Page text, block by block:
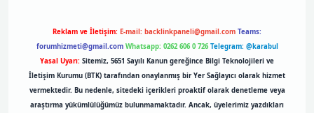
Reklam ve İletişim: E-mail: backlinkpaneli@gmail.com Teams:
forumhizmeti@gmail.com Whatsapp: 0262 606 0 726 Telegram: @karabul
Yasal Uyarı: Sitemiz, 5651 Sayılı Kanun gereğince Bilgi Teknolojileri ve
İletişim Kurumu (BTK) tarafından onaylanmış bir Yer Sağlayıcı olarak hizmet
vermektedir. Bu nedenle, sitedeki içerikleri proaktif olarak denetleme veya
araştırma yükümlülüğümüz bulunmamaktadır. Ancak, üyelerimiz yazdıkları